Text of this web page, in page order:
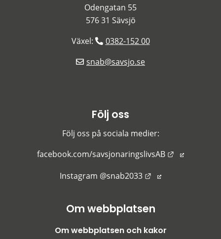
Odengatan 55
576 31 Sävsjö
Växel:
0382-152 00
snab@savsjo.se
Följ oss
Följ oss på sociala medier:
facebook.com/savsjonaringslivsAB
Länk till
Instagram @snab2033 Länk till annan
Om webbplatsen
Om webbplatsen och kakor